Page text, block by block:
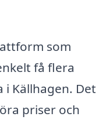
som
få flera
Källhagen. Det
priser och